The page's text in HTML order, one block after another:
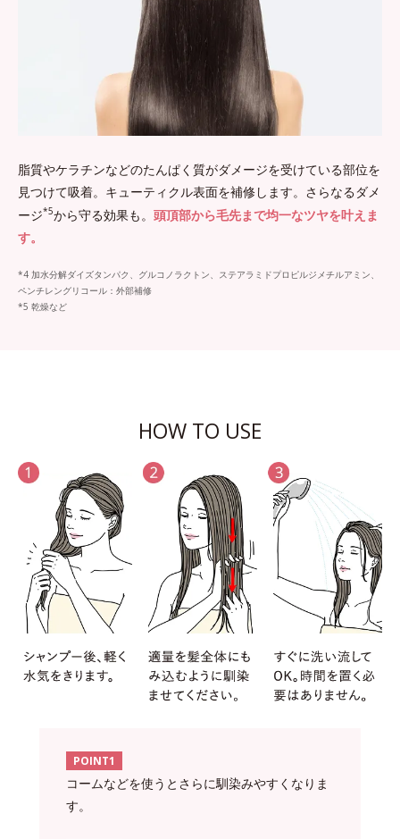
脂質やケラチンなどのたんぱく質がダメージを受けている部位を
見つけて吸着。キューティクル表面を補修します。さらなるダメ
ージ*5から守る効果も。 頭頂部から毛先まで均一なツヤを叶えま
す。
*4 加水分解ダイズタンパク、グルコノラクトン、ステアラミドプロピルジメチルアミン、
ペンチレングリコール：外部補修
*5 乾燥など
HOW TO USE
POINT1
コームなどを使うとさらに馴染みやすくなりま
す。